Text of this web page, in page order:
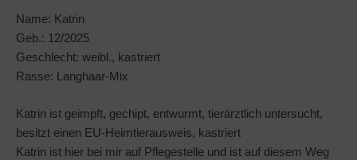
Name: Katrin
Geb.: 12/2025
Geschlecht: weibl., kastriert
Rasse: Langhaar-Mix
Katrin ist geimpft, gechipt, entwurmt, tierärztlich untersucht,
besitzt einen EU-Heimtierausweis, kastriert
Katrin ist hier bei mir auf Pflegestelle und ist auf diesem Weg